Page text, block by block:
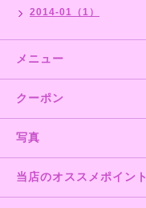
2014-01（1）
メニュー
クーポン
写真
当店のオススメポイント